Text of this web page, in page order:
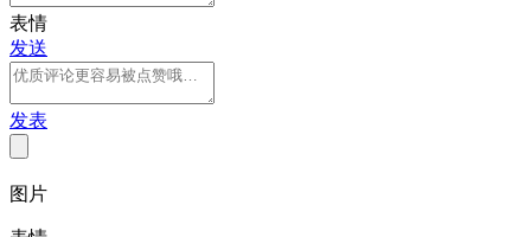
表情
发送
发表
图片